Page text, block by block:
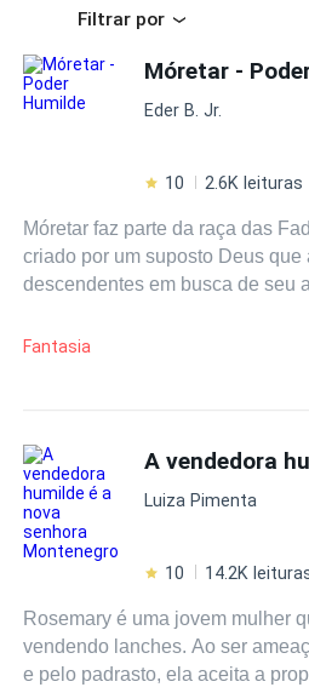
Filtrar por
Móretar -
Eder B. Jr.
10 2.6K leituras
Móretar faz parte da raça das
criado por um suposto Deus
descendentes em busca de seu
personagens incríveis e
inimagináveis, ele ainda
história que conta com um total
acontecimentos.
Fantasia
Luiza Pimenta
10 14.2K
Rosemary é uma jovem mulher
vendendo lanches. Ao ser
e pelo padrasto, ela aceita a